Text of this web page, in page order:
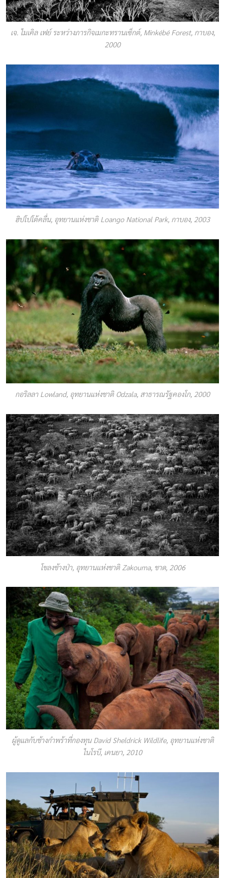
เจ. ไมเคิล เฟย์ ระหว่างภารกิจเมกะทรานเซ็กต์, Minkébé Forest, กาบอง,
2000
ฮิปโปโต้คลื่น, อุทยานแห่งชาติ Loango National Park, กาบอง, 2003
กอริลลา Lowland, อุทยานแห่งชาติ Odzala, สาธารณรัฐคองโก, 2000
โขลงช้างป่า, อุทยานแห่งชาติ Zakouma, ชาด, 2006
ผู้ดูแลกับช้างกำพร้าที่กองทุน David Sheldrick Wildlife, อุทยานแห่งชาติ
ไนโรบี, เคนยา, 2010